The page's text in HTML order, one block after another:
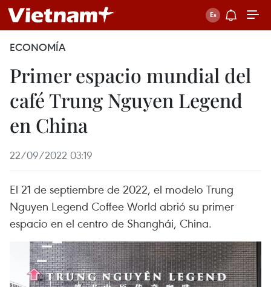
ECONOMÍA
Primer espacio mundial del
café Trung Nguyen Legend
en China
22/09/2022 03:19
El 21 de septiembre de 2022, el modelo Trung
Nguyen Legend Coffee World abrió su primer
espacio en el centro de Shanghái, China.